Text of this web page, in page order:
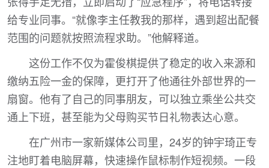
给专业同事。“就像李主任教我的那样，遇到超出配餐
范围的问题就按照流程求助。”他解释道。
这份工作不仅为霍俊棋提供了稳定的收入来源和
缴纳五险一金的保障，更打开了他通往外部世界的一
扇窗。他有了自己的同事朋友，可以独立乘坐公共交
通上下班，甚至能为父母购买节日礼物表达心意。
在广州市一家新媒体公司里，24岁的钟宇琦正专
注地盯着电脑屏幕，快速操作鼠标制作短视频。一段